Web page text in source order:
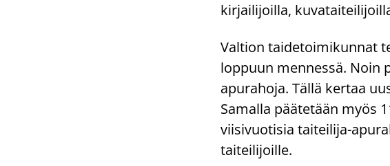
kirjailijoilla,
Valtion taidetoimikunnat
loppuun mennessä. Noin
apurahoja. Tällä kertaa
Samalla päätetään myös
viisivuotisia taiteilija-
taiteilijoille.